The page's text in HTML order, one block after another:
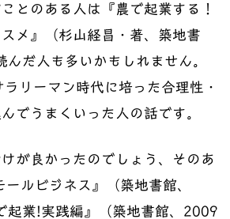
とのある人は『農で起業する！
メ』（杉山経昌・著、築地書
だ人も多いかもしれません。
リーマン時代に培った合理性・
でうまくいった人の話です。
が良かったのでしょう、そのあ
ールビジネス』（築地書館、
起業!実践編』（築地書館、2009